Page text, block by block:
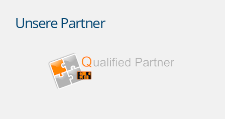
Unsere Partner